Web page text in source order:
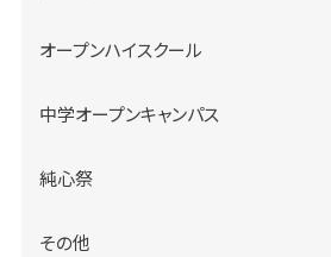
オープンハイスクール
中学オープンキャンパス
純心祭
その他